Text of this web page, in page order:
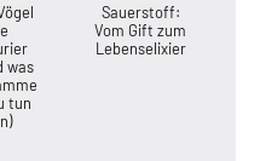
was
tun
Sauerstoff:
Vom Gift zum
Lebenselixier